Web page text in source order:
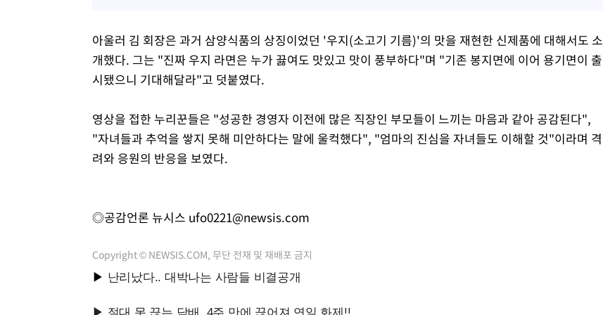
아울러 김 회장은 과거 삼양식품의 상징이었던 '우지(소고기 기름)'의 맛을 재현한 신제품에 대해서도 소
개했다. 그는 "진짜 우지 라면은 누가 끓여도 맛있고 맛이 풍부하다"며 "기존 봉지면에 이어 용기면이 출
시됐으니 기대해달라"고 덧붙였다.
영상을 접한 누리꾼들은 "성공한 경영자 이전에 많은 직장인 부모들이 느끼는 마음과 같아 공감된다",
"자녀들과 추억을 쌓지 못해 미안하다는 말에 울컥했다", "엄마의 진심을 자녀들도 이해할 것"이라며 격
려와 응원의 반응을 보였다.
◎공감언론 뉴시스 ufo0221@newsis.com
Copyright © NEWSIS.COM, 무단 전재 및 재배포 금지